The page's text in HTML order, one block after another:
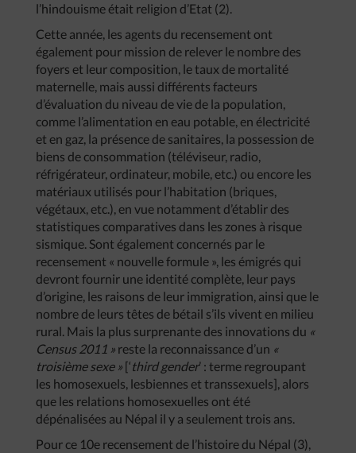
l’hindouisme était religion d’Etat (2).
Cette année, les agents du recensement ont
également pour mission de relever le nombre des
foyers et leur composition, le taux de mortalité
maternelle, mais aussi différents facteurs
d’évaluation du niveau de vie de la population,
comme l’alimentation en eau potable, en électricité
et en gaz, la présence de sanitaires, la possession de
biens de consommation (téléviseur, radio,
réfrigérateur, ordinateur, mobile, etc.) ou encore les
matériaux utilisés pour l’habitation (briques,
végétaux, etc.), en vue notamment d’établir des
statistiques comparatives dans les zones à risque
sismique. Sont également concernés par le
recensement « nouvelle formule », les émigrés qui
devront fournir une identité complète, leur pays
d’origine, les raisons de leur immigration, ainsi que le
nombre de leurs têtes de bétail s’ils vivent en milieu
rural. Mais la plus surprenante des innovations du «
Census 2011 » reste la reconnaissance d’un «
troisième sexe » [‘third gender’ : terme regroupant
les homosexuels, lesbiennes et transsexuels], alors
que les relations homosexuelles ont été
dépénalisées au Népal il y a seulement trois ans.
Pour ce 10e recensement de l’histoire du Népal (3),